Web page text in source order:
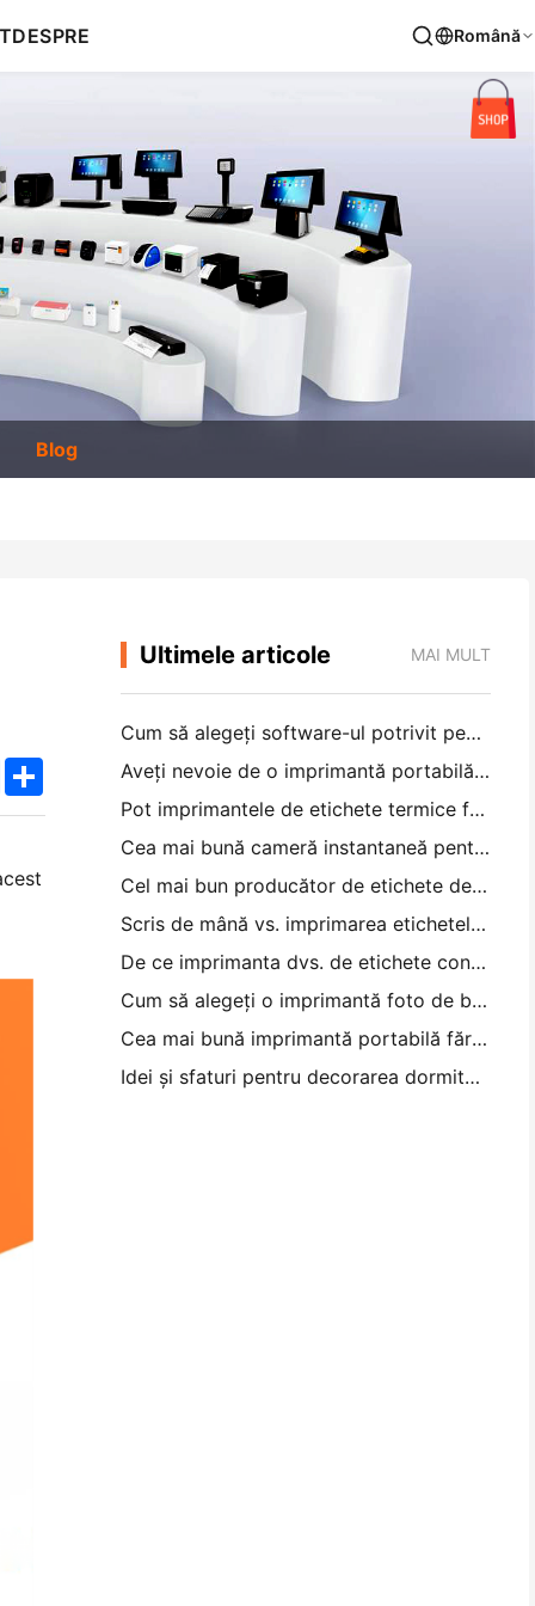
DESPRE Română
Blog
TwitterShare
Ultimele articole MAI MULT
Cum să alegeți software-ul potrivit pentru restaurantul dvs. mic sau mediu
Aveți nevoie de o imprimantă portabilă A4 pentru facturile de depozit? Ce funcționează de fapt
Pot imprimantele de etichete termice face etichete impermeabile pentru produsele de afaceri mici?
Cea mai bună cameră instantaneă pentru începătorii care nu vor să irosească hârtia
Cel mai bun producător de etichete de culoare pentru jurnal și scrapbooking: adăugați mai multe culori la fiecare pagină
Scris de mână vs. imprimarea etichetelor de transport: sfaturi pentru întreprinderile mici în 2026
De ce imprimanta dvs. de etichete continuă să blocheze?
Cum să alegeți o imprimantă foto de buzunar: un ghid complet pentru utilizatorii de jurnal, călătorii și iPhone
Cea mai bună imprimantă portabilă fără cerneală pentru călătorii, școală și lucru mobil: Hanin MT620 Pro Review
Idei și sfaturi pentru decorarea dormitorului și a dormitorului